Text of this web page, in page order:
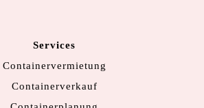
Services
Containervermietung
Containerverkauf